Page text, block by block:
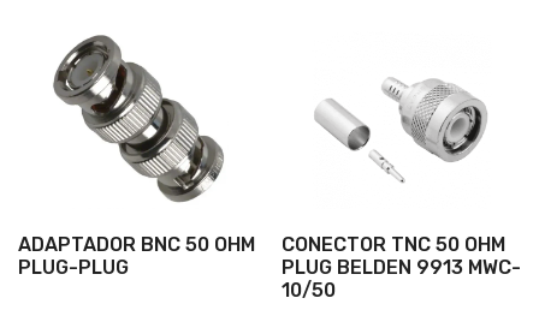
ADAPTADOR BNC 50 OHM
PLUG-PLUG
CONECTOR TNC 50 OHM
PLUG BELDEN 9913 MWC-
10/50